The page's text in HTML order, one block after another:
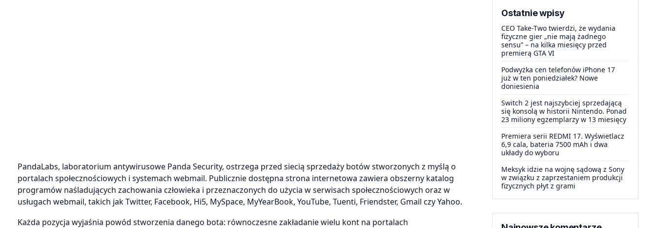
PandaLabs, laboratorium antywirusowe Panda Security, ostrzega przed siecią sprzedaży botów stworzonych z myślą o
portalach społecznościowych i systemach webmail. Publicznie dostępna strona internetowa zawiera obszerny katalog
programów naśladujących zachowania człowieka i przeznaczonych do użycia w serwisach społecznościowych oraz w
usługach webmail, takich jak Twitter, Facebook, Hi5, MySpace, MyYearBook, YouTube, Tuenti, Friendster, Gmail czy Yahoo.
Każda pozycja wyjaśnia powód stworzenia danego bota: równoczesne zakładanie wielu kont na portalach
Ostatnie wpisy
CEO Take-Two twierdzi, że wydania
fizyczne gier „nie mają żadnego
sensu” – na kilka miesięcy przed
premierą GTA VI
Podwyżka cen telefonów iPhone 17
już w ten poniedziałek? Nowe
doniesienia
Switch 2 jest najszybciej sprzedającą
się konsolą w historii Nintendo. Ponad
23 miliony egzemplarzy w 13 miesięcy
Premiera serii REDMI 17. Wyświetlacz
6,9 cala, bateria 7500 mAh i dwa
układy do wyboru
Meksyk idzie na wojnę sądową z Sony
w związku z zaprzestaniem produkcji
fizycznych płyt z grami